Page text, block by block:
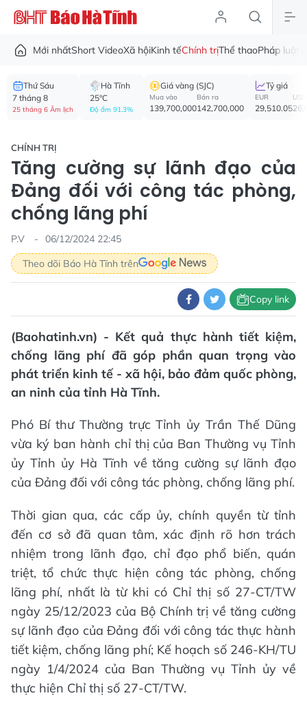
Mới nhấtShort VideoXã hộiKinh tếChính trịThể thaoPháp luật
Thứ Sáu
7 tháng 8
25 tháng 6 Âm lịch
Hà Tĩnh
25°C
Độ ẩm 91.3%
Giá vàng (SJC)
Mua vào
139,700,000
Bán ra
142,700,000
Tỷ giá
EUR
29,510.05
USD
CHÍNH TRỊ
Tăng cường sự lãnh đạo của
Đảng đối với công tác phòng,
chống lãng phí
P.V
06/12/2024 22:45
Theo dõi Báo Hà Tĩnh trên
Copy link
(Baohatinh.vn) - Kết quả thực hành tiết kiệm,
chống lãng phí đã góp phần quan trọng vào
phát triển kinh tế - xã hội, bảo đảm quốc phòng,
an ninh của tỉnh Hà Tĩnh.
Phó Bí thư Thường trực Tỉnh ủy Trần Thế Dũng
vừa ký ban hành chỉ thị của Ban Thường vụ Tỉnh
ủy Tỉnh ủy Hà Tĩnh về tăng cường sự lãnh đạo
của Đảng đối với công tác phòng, chống lãng phí.
Thời gian qua, các cấp ủy, chính quyền từ tỉnh
đến cơ sở đã quan tâm, xác định rõ hơn trách
nhiệm trong lãnh đạo, chỉ đạo phổ biến, quán
triệt, tổ chức thực hiện công tác phòng, chống
lãng phí, nhất là từ khi có Chỉ thị số 27-CT/TW
ngày 25/12/2023 của Bộ Chính trị về tăng cường
sự lãnh đạo của Đảng đối với công tác thực hành
tiết kiệm, chống lãng phí; Kế hoạch số 246-KH/TU
ngày 1/4/2024 của Ban Thường vụ Tỉnh ủy về
thực hiện Chỉ thị số 27-CT/TW.